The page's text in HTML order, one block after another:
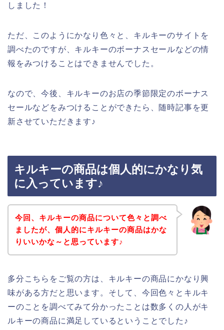
しました！
ただ、このようにかなり色々と、キルキーのサイトを
調べたのですが、キルキーのボーナスセールなどの情
報をみつけることはできませんでした。
なので、今後、キルキーのお店の季節限定のボーナス
セールなどをみつけることができたら、随時記事を更
新させていただきます♪
キルキーの商品は個人的にかなり気
に入っています♪
今回、キルキーの商品について色々と調べ
ましたが、個人的にキルキーの商品はかな
りいいかな～と思っています♪
多分こちらをご覧の方は、キルキーの商品にかなり興
味がある方だと思います。そして、今回色々とキルキ
ーのことを調べてみて分かったことは数多くの人がキ
ルキーの商品に満足しているということでした♪